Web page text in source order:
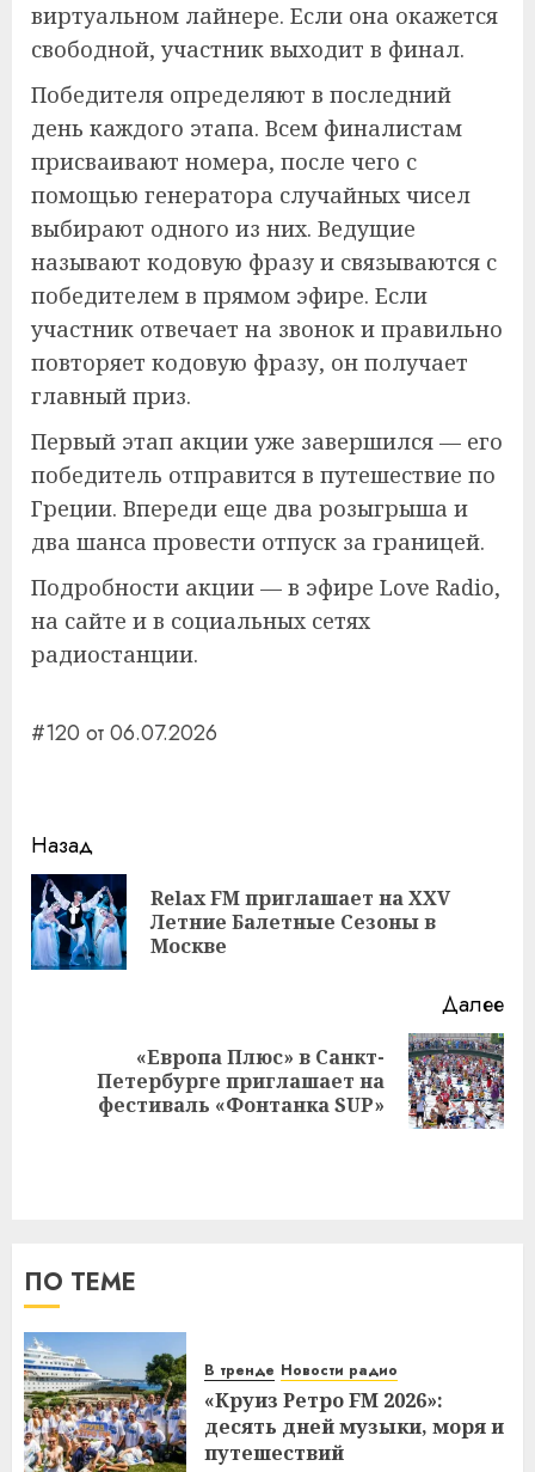
виртуальном лайнере. Если она окажется
свободной, участник выходит в финал.
Победителя определяют в последний
день каждого этапа. Всем финалистам
присваивают номера, после чего с
помощью генератора случайных чисел
выбирают одного из них. Ведущие
называют кодовую фразу и связываются с
победителем в прямом эфире. Если
участник отвечает на звонок и правильно
повторяет кодовую фразу, он получает
главный приз.
Первый этап акции уже завершился — его
победитель отправится в путешествие по
Греции. Впереди еще два розыгрыша и
два шанса провести отпуск за границей.
Подробности акции — в эфире Love Radio,
на сайте и в социальных сетях
радиостанции.
#120 от 06.07.2026
Навигация
записи
Назад
Relax FM приглашает на XXV
Летние Балетные Сезоны в
Москве
Далее
Следующая
запись:
«Европа Плюс» в Санкт-
Петербурге приглашает на
фестиваль «Фонтанка SUP»
ПО ТЕМЕ
В тренде Новости радио
«Круиз Ретро FM 2026»:
десять дней музыки, моря и
путешествий